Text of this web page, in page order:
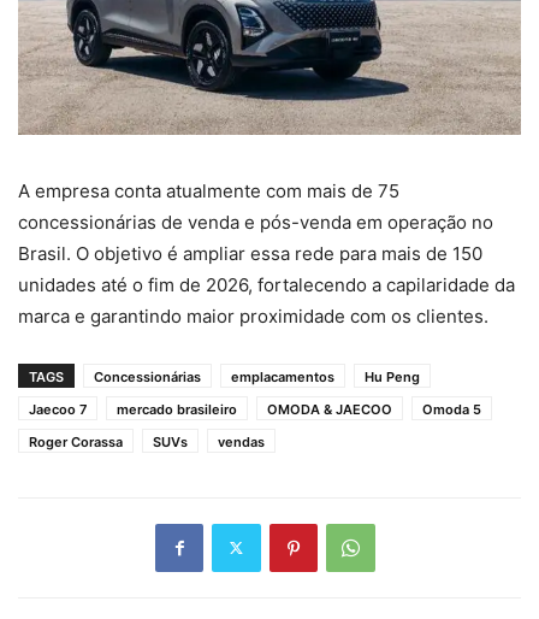
A empresa conta atualmente com mais de 75
concessionárias de venda e pós-venda em operação no
Brasil. O objetivo é ampliar essa rede para mais de 150
unidades até o fim de 2026, fortalecendo a capilaridade da
marca e garantindo maior proximidade com os clientes.
TAGS Concessionárias emplacamentos
Hu Peng
Jaecoo 7
mercado brasileiro OMODA & JAECOO
Omoda 5
Roger Corassa
SUVs vendas